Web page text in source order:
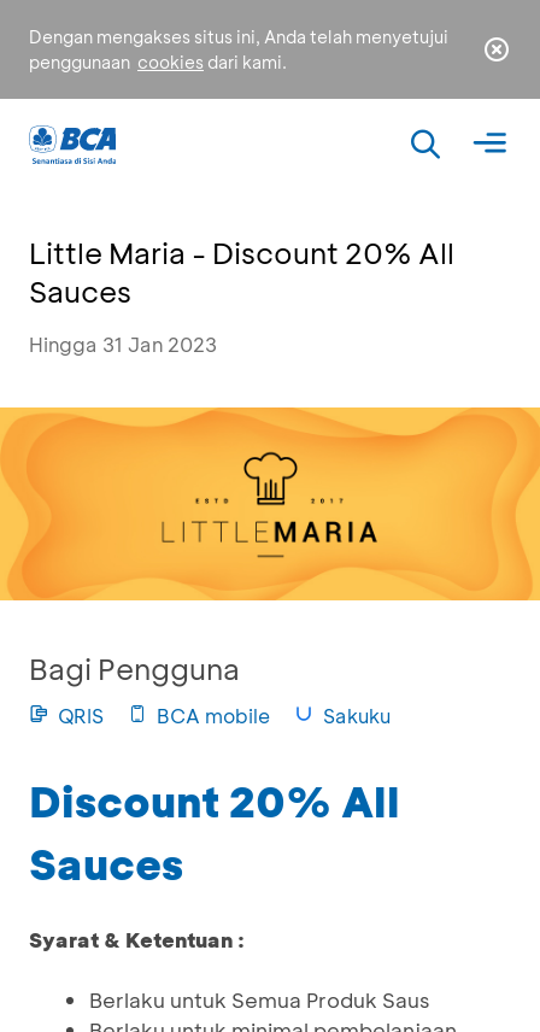
Dengan mengakses situs ini, Anda telah menyetujui
penggunaan cookies dari kami.
Little Maria - Discount 20% All
Sauces
Hingga 31 Jan 2023
Bagi Pengguna
QRIS BCA mobile Sakuku
Discount 20% All
Sauces
Syarat & Ketentuan :
Berlaku untuk Semua Produk Saus